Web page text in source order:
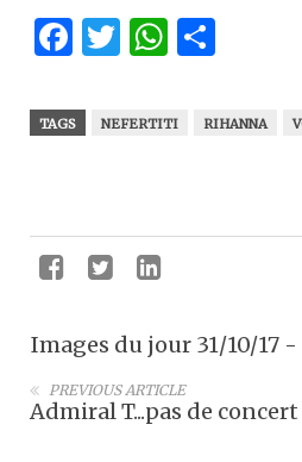
Facebook
Twitter
TAGS NEFERTITI RIHANNA
Images du jour 31/10/17
PREVIOUS ARTICLE
Admiral T...pas de